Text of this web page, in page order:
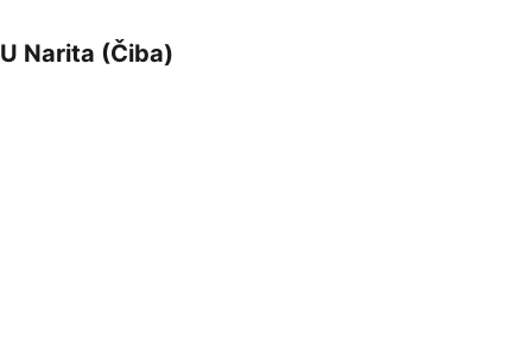
U Narita (Čiba)